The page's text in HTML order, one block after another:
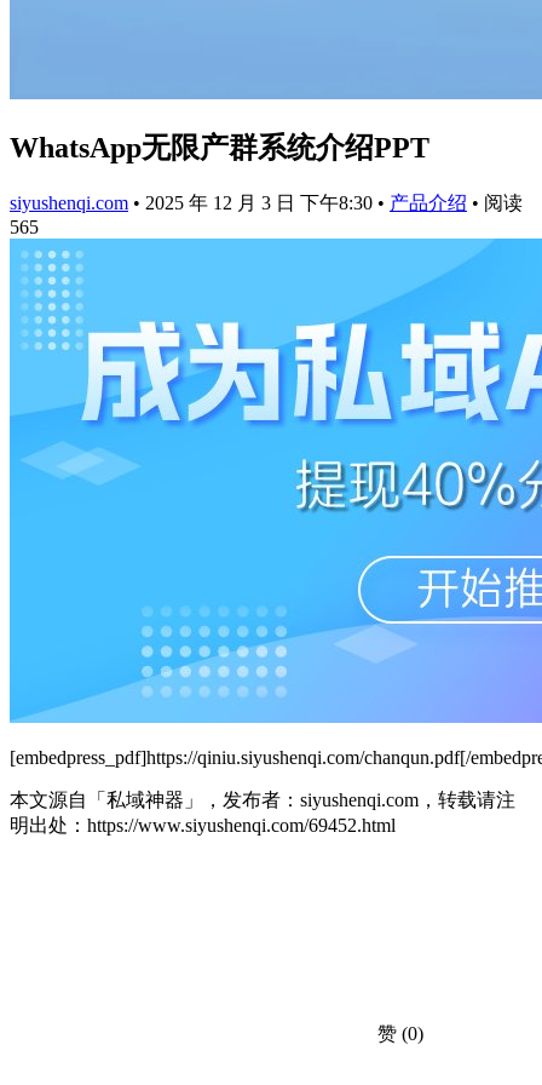
WhatsApp无限产群系统介绍PPT
siyushenqi.com • 2025 年 12 月 3 日 下午8:30 • 产品介绍 • 阅读
565
[embedpress_pdf]https://qiniu.siyushenqi.com/chanqun.pdf[/
本文源自「私域神器」，发布者：siyushenqi.com，转载请注
明出处： https://www.siyushenqi.com/69452.html
赞 (0)